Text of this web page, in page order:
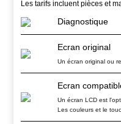
Les tarifs incluent pièces et
Diagnostique
Ecran original
Un écran original ou
Ecran
Un écran LCD est
Les couleurs et le